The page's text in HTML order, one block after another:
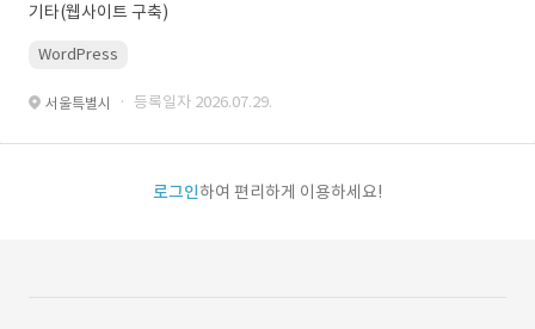
기타(웹사이트 구축)
WordPress
서울특별시 · 등록일자 2026.07.29.
로그인하여 편리하게 이용하세요!